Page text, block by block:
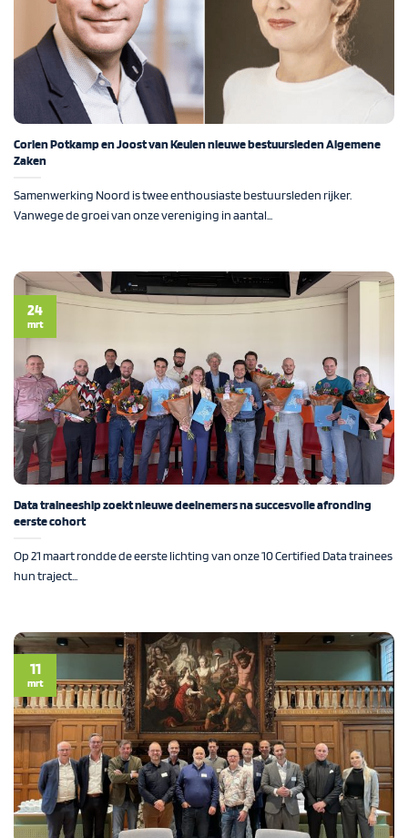
Corien Potkamp en Joost van Keulen nieuwe bestuursleden Algemene
Zaken
Samenwerking Noord is twee enthousiaste bestuursleden rijker.
Vanwege de groei van onze vereniging in aantal...
Data traineeship zoekt nieuwe deelnemers na succesvolle afronding
eerste cohort
Op 21 maart rondde de eerste lichting van onze 10 Certified Data trainees
hun traject...
24
mrt
11
mrt